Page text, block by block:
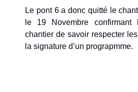
Le pont 6 a donc quitté le
le 19 Novembre confirmant
chantier de savoir respecter
la signature d’un prograpmme.